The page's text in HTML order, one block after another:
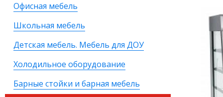
Офисная мебель
Школьная мебель
Детская мебель. Мебель для ДОУ
Холодильное оборудование
Барные стойки и барная мебель